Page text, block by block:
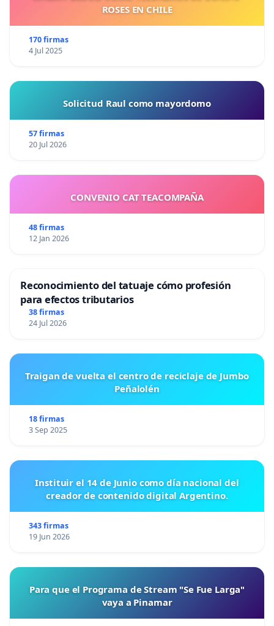
ROSES EN CHILE
170 firmas
4 Jul 2025
Solicitud Raul como mayordomo
57 firmas
20 Jul 2026
CONVENIO CAT TEACOMPAÑA
48 firmas
12 Jan 2026
Reconocimiento del tatuaje cómo profesión
para efectos tributarios
38 firmas
24 Jul 2026
Traigan de vuelta el centro de reciclaje de Jumbo
Peñalolén
18 firmas
3 Sep 2025
Instituir el 14 de Junio como día nacional del
creador de contenido digital Argentino.
343 firmas
19 Jun 2026
Para que el Programa de Stream "Se Fue Larga"
vaya a Pinamar